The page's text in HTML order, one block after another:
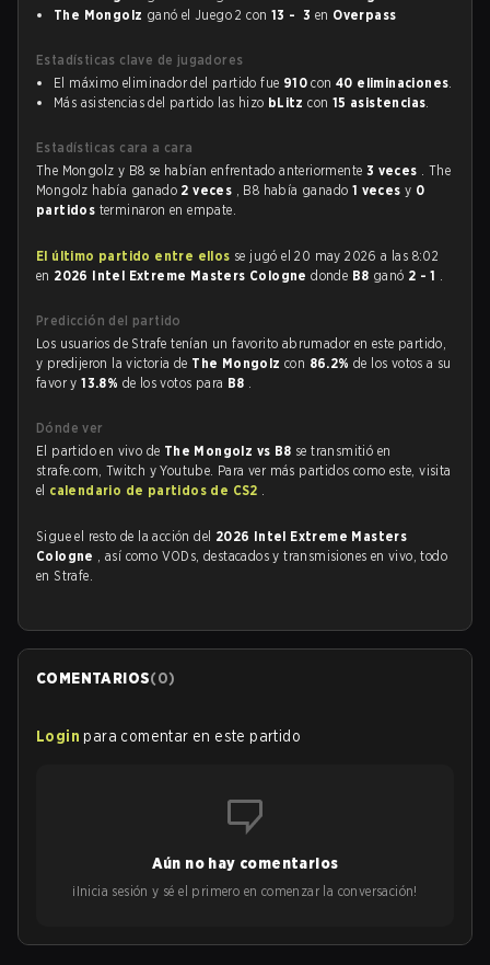
The Mongolz ganó el Juego 2 con 13 - 3 en Overpass
Estadísticas clave de jugadores
El máximo eliminador del partido fue 910 con40 eliminaciones.
Más asistencias del partido las hizo bLitz con 15 asistencias.
Estadísticas cara a cara
The Mongolz y B8 se habían enfrentado anteriormente 3 veces . The
Mongolz había ganado 2 veces , B8 había ganado 1 vecesy 0
partidos terminaron en empate.
El último partido entre ellos se jugó el 20 may 2026 a las 8:02
en 2026 Intel Extreme Masters Colognedonde B8 ganó 2 - 1 .
Predicción del partido
Los usuarios de Strafe tenían un favorito abrumador en este partido,
y predijeron la victoria de The Mongolzcon 86.2%de los votos a su
favor y13.8% de los votos para B8 .
Dónde ver
El partido en vivo de The Mongolz vs B8 se transmitió en
strafe.com, Twitch y Youtube. Para ver más partidos como este, visita
el calendario de partidos de CS2 .
Sigue el resto de la acción del 2026 Intel Extreme Masters
Cologne , así como VODs, destacados y transmisiones en vivo, todo
en Strafe.
COMENTARIOS(0)
Login para comentar en este partido
Aún no hay comentarios
¡Inicia sesión y sé el primero en comenzar la conversación!